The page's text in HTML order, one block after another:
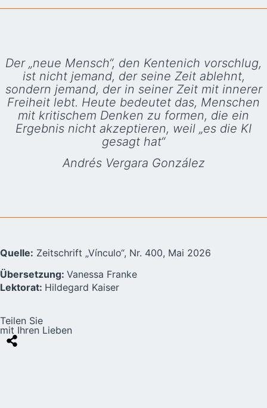
Der „neue Mensch“, den Kentenich vorschlug,
ist nicht jemand, der seine Zeit ablehnt,
sondern jemand, der in seiner Zeit mit innerer
Freiheit lebt. Heute bedeutet das, Menschen
mit kritischem Denken zu formen, die ein
Ergebnis nicht akzeptieren, weil „es die KI
gesagt hat“
Andrés Vergara González
Quelle: Zeitschrift „Vínculo“, Nr. 400, Mai 2026
Übersetzung: Vanessa Franke
Lektorat: Hildegard Kaiser
Teilen Sie
mit Ihren Lieben